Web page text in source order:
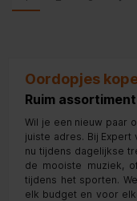
Oordopjes
Ruim
Wil je een nieuw paar
juiste adres. Bij
nu tijdens dagelijkse
de mooiste muziek,
tijdens het sporten.
elk budget en voor